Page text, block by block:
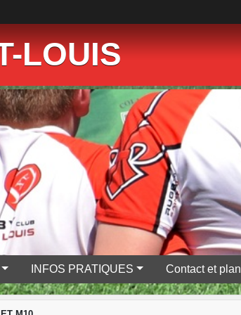
LOUIS
INFOS PRATIQUES Contact et plan